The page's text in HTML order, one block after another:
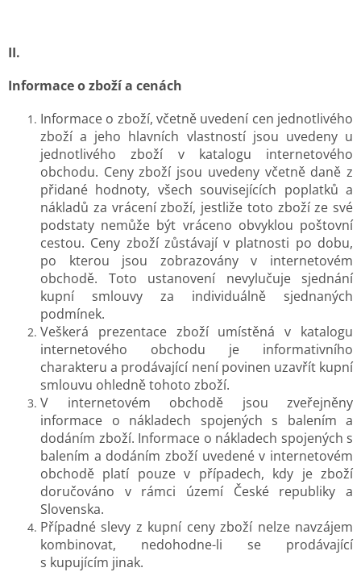
II.
Informace o zboží a cenách
Informace o zboží, včetně uvedení cen jednotlivého
zboží a jeho hlavních vlastností jsou uvedeny u
jednotlivého zboží v katalogu internetového
obchodu. Ceny zboží jsou uvedeny včetně daně z
přidané hodnoty, všech souvisejících poplatků a
nákladů za vrácení zboží, jestliže toto zboží ze své
podstaty nemůže být vráceno obvyklou poštovní
cestou. Ceny zboží zůstávají v platnosti po dobu,
po kterou jsou zobrazovány v internetovém
obchodě. Toto ustanovení nevylučuje sjednání
kupní smlouvy za individuálně sjednaných
podmínek.
Veškerá prezentace zboží umístěná v katalogu
internetového obchodu je informativního
charakteru a prodávající není povinen uzavřít kupní
smlouvu ohledně tohoto zboží.
V internetovém obchodě jsou zveřejněny
informace o nákladech spojených s balením a
dodáním zboží. Informace o nákladech spojených s
balením a dodáním zboží uvedené v internetovém
obchodě platí pouze v případech, kdy je zboží
doručováno v rámci území České republiky a
Slovenska.
Případné slevy z kupní ceny zboží nelze navzájem
kombinovat, nedohodne-li se prodávající
s kupujícím jinak.